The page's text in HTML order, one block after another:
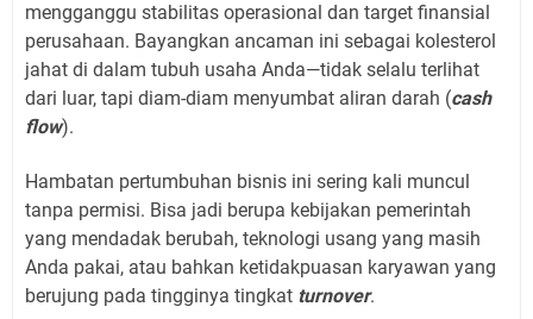
mengganggu stabilitas operasional dan target finansial
perusahaan. Bayangkan ancaman ini sebagai kolesterol
jahat di dalam tubuh usaha Anda—tidak selalu terlihat
dari luar, tapi diam-diam menyumbat aliran darah (cash
flow).
Hambatan pertumbuhan bisnis ini sering kali muncul
tanpa permisi. Bisa jadi berupa kebijakan pemerintah
yang mendadak berubah, teknologi usang yang masih
Anda pakai, atau bahkan ketidakpuasan karyawan yang
berujung pada tingginya tingkat turnover.